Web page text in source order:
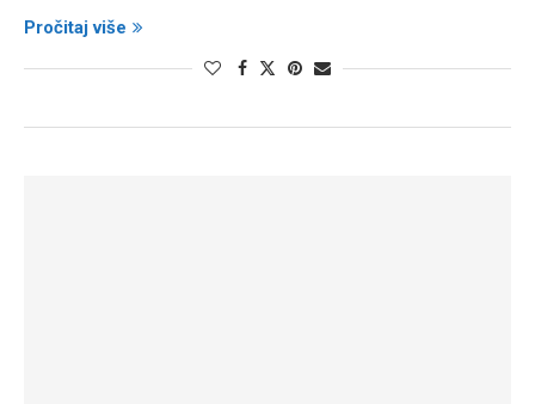
Pročitaj više